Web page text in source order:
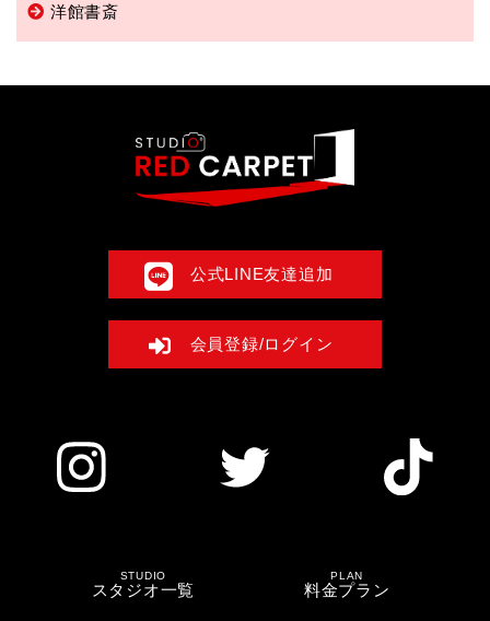
洋館書斎
公式LINE友達追加
会員登録/ログイン
STUDIO
スタジオ一覧
PLAN
料金プラン